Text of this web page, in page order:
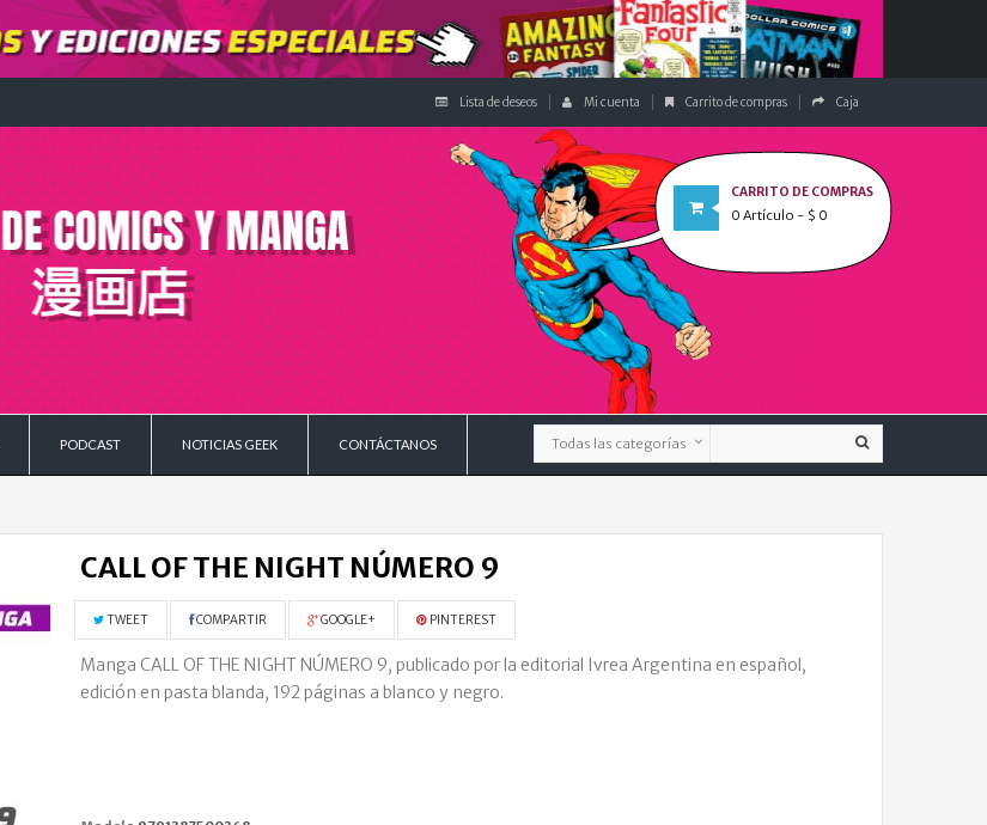
Lista de deseos Mi cuenta Carrito de compras Caja
CARRITO DE COMPRAS
0 Artículo - $ 0
PODCAST NOTICIAS GEEK CONTÁCTANOS
CALL OF THE NIGHT NÚMERO 9
TWEET COMPARTIR GOOGLE+ PINTEREST
Manga CALL OF THE NIGHT NÚMERO 9, publicado por la editorial Ivrea Argentina en español,
edición en pasta blanda, 192 páginas a blanco y negro.